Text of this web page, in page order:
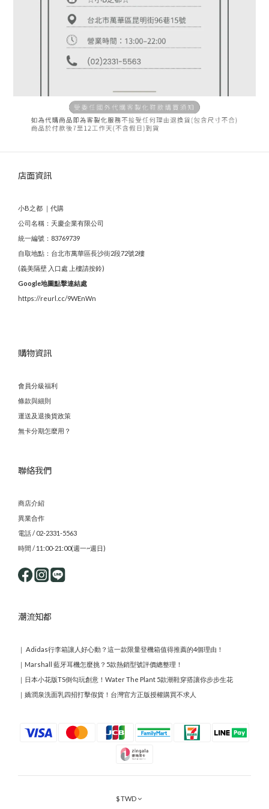
店面資訊
小B之都 ｜代購
公司名稱：天慶企業有限公司
統一編號：83769739
自取地點：台北市萬華區長沙街2段72號2樓
(義美隔壁 入口處 上樓請按鈴)
Google地圖點擊連結處
https://reurl.cc/9WEnWn
購物資訊
會員分級福利
條款與細則
運送及退換貨政策
無卡分期怎麼用？
聯絡我們
商店介紹
異業合作
電話 / 02-2331-5563
時間 / 11:00-21:00(週一~週日)
潮流知都
｜ Adidas行李箱讓人好心動？這一款限量登機箱值得推薦的4個理由！
｜ Marshall 藍牙耳機怎麼挑？5款熱銷型號評價總整理！
｜ 日本小花版TS倒勾玩創意！Water The Plant 5款潮鞋穿搭讓你步步生花
｜ 嬌潤泉洗面乳四招打擊假貨！台灣官方正版授權購買不求人
$TWD